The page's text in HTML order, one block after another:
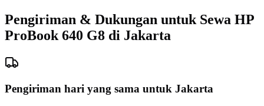
Pengiriman & Dukungan untuk Sewa HP
ProBook 640 G8 di Jakarta
Pengiriman hari yang sama untuk Jakarta